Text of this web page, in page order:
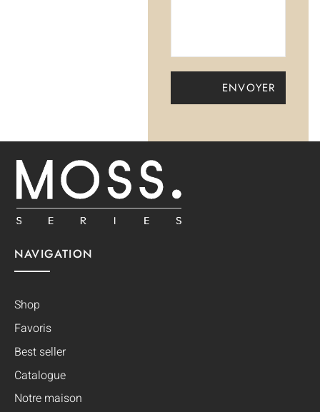
NAVIGATION
Shop
Favoris
Best seller
Catalogue
Notre maison